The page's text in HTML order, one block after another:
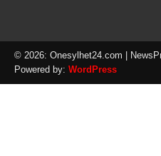
© 2026: Onesylhet24.com |
Powered by: WordPress